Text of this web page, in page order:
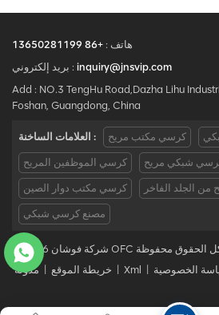
هاتف : +86 13650281199
بريد إلكتروني : inquiry@jnsvip.com
Add : NO.3 TengHu Road,Dazha Lihu
Foshan, Guangdong, China
العلامات الساخنة : كرسي مكتب مريح
كرسي الموظفين المريح شبكي مريح
كرسي مكتب دوار الصين الجلد الفاخر
مصنع كرسي شبكي
مدونة | خريطة الموقع | Xml | الخصوصية